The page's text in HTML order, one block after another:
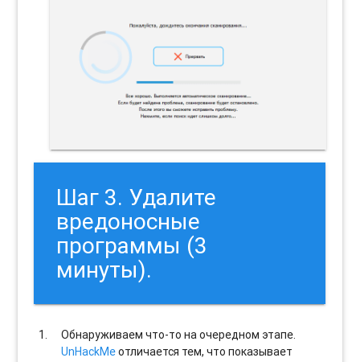
Шаг 3. Удалите
вредоносные
программы (3
минуты).
Обнаруживаем что-то на очередном этапе.
UnHackMeотличается тем, что показывает